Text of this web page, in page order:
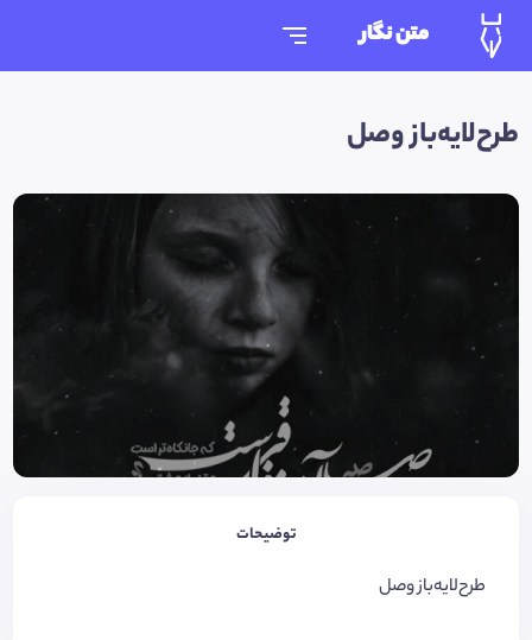
متن نگار
طرح‌لایه‌باز وصل
توضیحات
طرح‌لایه‌باز وصل